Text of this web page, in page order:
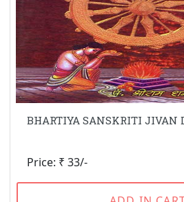
BHARTIYA SANSKRITI JIVAN
Price: ₹ 33/-